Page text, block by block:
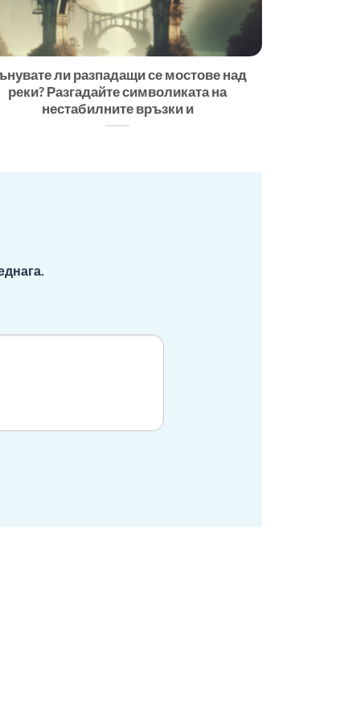
ли разпадащи се мостове над
реки? Разгадайте символиката на
нестабилните връзки и